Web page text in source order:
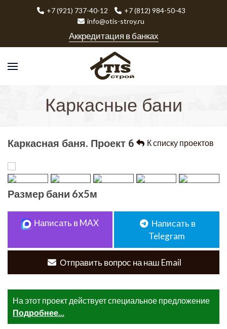
+7 (921) 737-40-12
+7 (812) 984-50-43
info@otis-stroy.ru
Аккредитация в банках
Каркасные бани
Каркасная баня. Проект 6 К списку проектов
Размер бани 6х5м
Написать в MAX
Написать в
Telegram
Отправить вопрос на наш Email
На этот проект действует специальное предложение
Подробнее...